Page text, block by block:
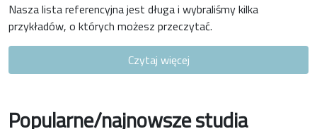
Nasza lista referencyjna jest długa i wybraliśmy kilka
przykładów, o których możesz przeczytać.
Czytaj więcej
Popularne/najnowsze studia